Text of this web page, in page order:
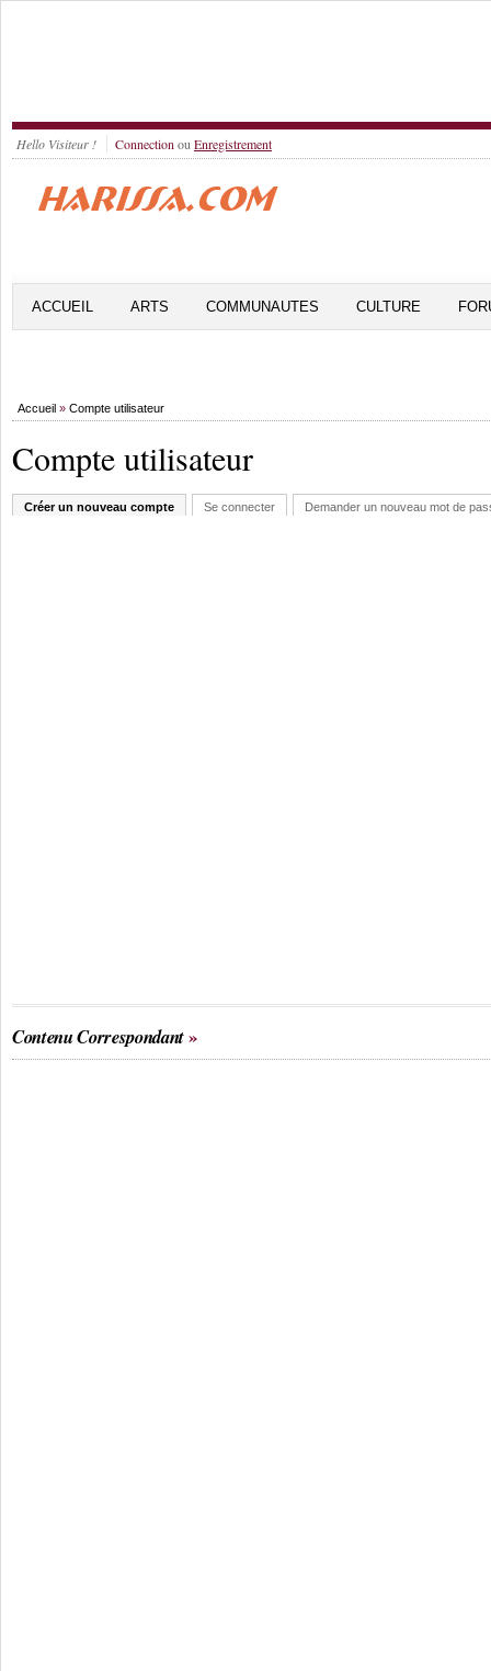
Hello Visiteur ! Connection ou Enregistrement
ACCUEIL ARTS COMMUNAUTES CULTURE
Accueil » Compte utilisateur
Compte utilisateur
Créer un nouveau compte Se connecter Demander un nouveau mot de
Contenu Correspondant